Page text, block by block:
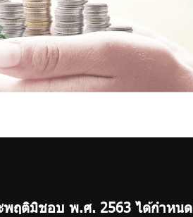
พฤติมิชอบ พ.ศ. 2563 ได้กำหนด